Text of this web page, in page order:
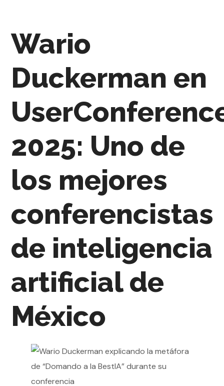
Wario
Duckerman en
2025: Uno de
los mejores
conferencistas
de inteligencia
artificial de
México